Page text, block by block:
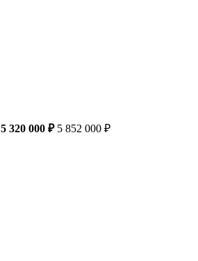
5 320 000 ₽ 5 852 000 ₽